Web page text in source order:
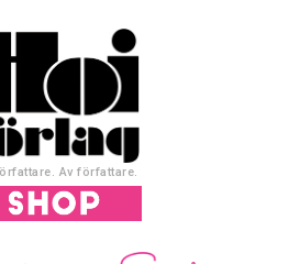
Av författare.